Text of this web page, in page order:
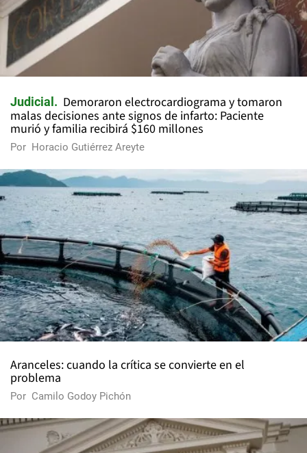
Judicial
Demoraron electrocardiograma y tomaron
malas decisiones ante signos de infarto: Paciente
murió y familia recibirá $160 millones
Por Horacio Gutiérrez Areyte
Aranceles: cuando la crítica se convierte en el
problema
Por Camilo Godoy Pichón